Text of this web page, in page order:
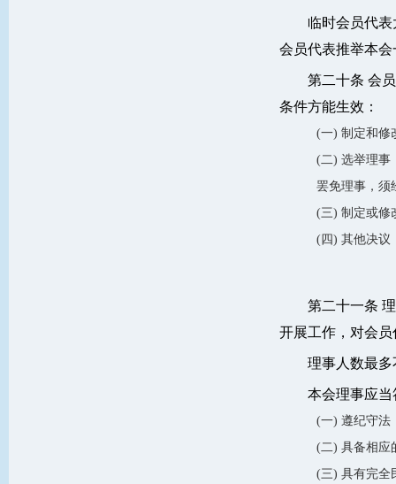
临时会员代
会员代表推举本
第二十条 会
条件方能生效：
(一) 制定和修
(二) 选举理事
罢免理事，须
(三) 制定或修
(四) 其他决议
第二十一条
开展工作，对会
理事人数最
本会理事应
(一) 遵纪守法
(二) 具备相应
(三) 具有完全